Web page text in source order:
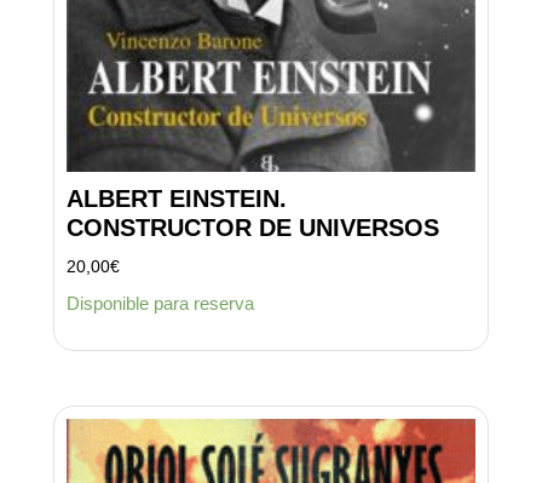
ALBERT EINSTEIN.
CONSTRUCTOR DE UNIVERSOS
20,00€
Disponible para reserva